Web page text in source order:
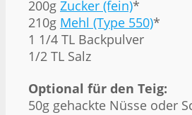
200g Zucker (fein)*
210g Mehl (Type 550)*
1 1/4 TL Backpulver
1/2 TL Salz
Optional für den Teig:
50g gehackte Nüsse oder